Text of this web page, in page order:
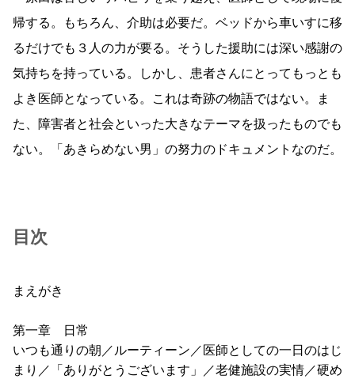
帰する。もちろん、介助は必要だ。ベッドから車いすに移
るだけでも３人の力が要る。そうした援助には深い感謝の
気持ちを持っている。しかし、患者さんにとってもっとも
よき医師となっている。これは奇跡の物語ではない。ま
た、障害者と社会といった大きなテーマを扱ったものでも
ない。「あきらめない男」の努力のドキュメントなのだ。
目次
まえがき
第一章 日常
いつも通りの朝／ルーティーン／医師としての一日のはじ
まり／「ありがとうございます」／老健施設の実情／硬め